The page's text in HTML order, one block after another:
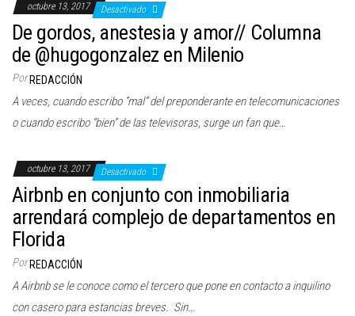
octubre 13, 2017 Desactivado
De gordos, anestesia y amor// Columna
de @hugogonzalez en Milenio
Por REDACCIÓN
A veces, cuando escribo “mal” del preponderante en telecomunicaciones
o cuando escribo “bien” de las televisoras, surge un fan que…
octubre 13, 2017 Desactivado
Airbnb en conjunto con inmobiliaria
arrendará complejo de departamentos en
Florida
Por REDACCIÓN
A Airbnb se le conoce como el tercero que pone en contacto a inquilino
con casero para estancias breves. Sin…